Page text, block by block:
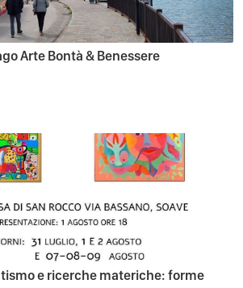
Arte Bontà & Benessere
e ricerche materiche: forme